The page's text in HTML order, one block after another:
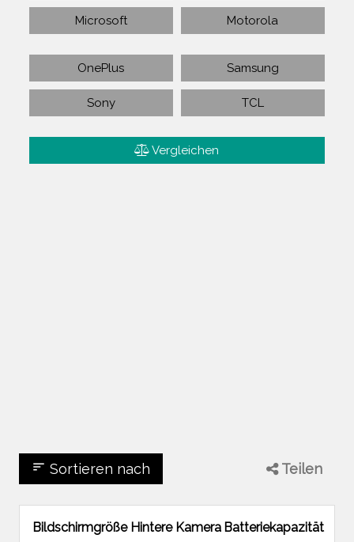
Microsoft Motorola
OnePlus Samsung
Sony TCL
Vergleichen
sort Sortieren nach Teilen
Bildschirmgröße Hintere Kamera Batteriekapazität